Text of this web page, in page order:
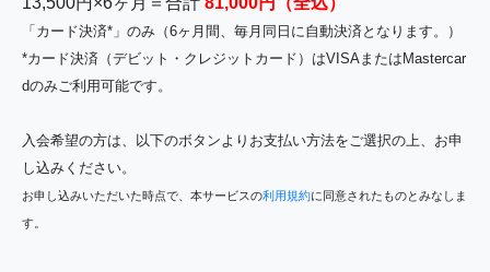
「カード決済*」のみ（6ヶ月間、毎月同日に自動決済となります。）
*カード決済（デビット・クレジットカード）はVISAまたはMastercar
dのみご利用可能です。
入会希望の方は、以下のボタンよりお支払い方法をご選択の上、お申
し込みください。
お申し込みいただいた時点で、本サービスの利用規約に同意されたものとみなしま
す。